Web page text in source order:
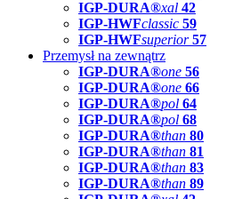
IGP-DURA®xal 42
IGP-HWFclassic 59
IGP-HWFsuperior 57
Przemysł na zewnątrz
IGP-DURA®one 56
IGP-DURA®one 66
IGP-DURA®pol 64
IGP-DURA®pol 68
IGP-DURA®than 80
IGP-DURA®than 81
IGP-DURA®than 83
IGP-DURA®than 89